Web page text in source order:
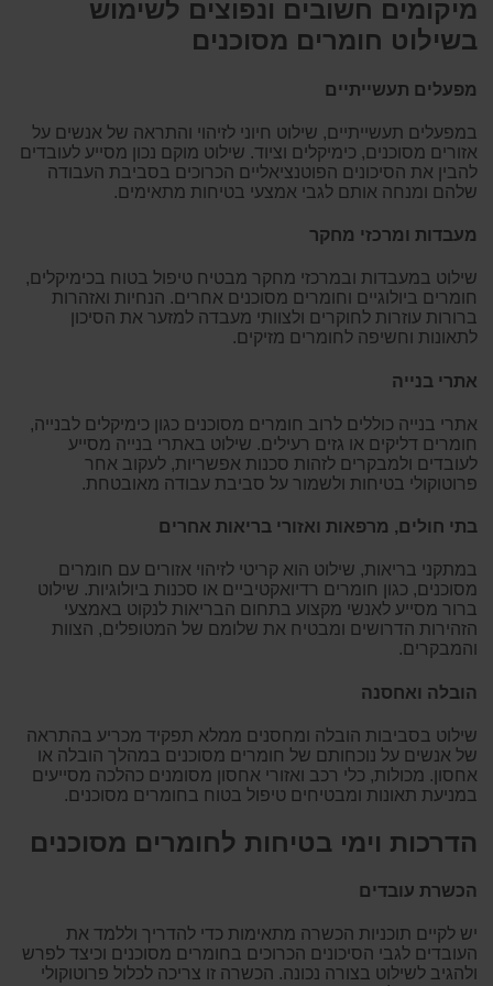
מיקומים חשובים ונפוצים לשימוש
בשילוט חומרים מסוכנים
מפעלים תעשייתיים
במפעלים תעשייתיים, שילוט חיוני לזיהוי והתראה של אנשים על
אזורים מסוכנים, כימיקלים וציוד. שילוט מוקם נכון מסייע לעובדים
להבין את הסיכונים הפוטנציאליים הכרוכים בסביבת העבודה
שלהם ומנחה אותם לגבי אמצעי בטיחות מתאימים.
מעבדות ומרכזי מחקר
שילוט במעבדות ובמרכזי מחקר מבטיח טיפול בטוח בכימיקלים,
חומרים ביולוגיים וחומרים מסוכנים אחרים. הנחיות ואזהרות
ברורות עוזרות לחוקרים ולצוותי מעבדה למזער את הסיכון
לתאונות וחשיפה לחומרים מזיקים.
אתרי בנייה
אתרי בנייה כוללים לרוב חומרים מסוכנים כגון כימיקלים לבנייה,
חומרים דליקים או גזים רעילים. שילוט באתרי בנייה מסייע
לעובדים ולמבקרים לזהות סכנות אפשריות, לעקוב אחר
פרוטוקולי בטיחות ולשמור על סביבת עבודה מאובטחת.
בתי חולים, מרפאות ואזורי בריאות אחרים
במתקני בריאות, שילוט הוא קריטי לזיהוי אזורים עם חומרים
מסוכנים, כגון חומרים רדיואקטיביים או סכנות ביולוגיות. שילוט
ברור מסייע לאנשי מקצוע בתחום הבריאות לנקוט באמצעי
הזהירות הדרושים ומבטיח את שלומם של המטופלים, הצוות
והמבקרים.
הובלה ואחסנה
שילוט בסביבות הובלה ומחסנים ממלא תפקיד מכריע בהתראה
של אנשים על נוכחותם של חומרים מסוכנים במהלך הובלה או
אחסון. מכולות, כלי רכב ואזורי אחסון מסומנים כהלכה מסייעים
במניעת תאונות ומבטיחים טיפול בטוח בחומרים מסוכנים.
הדרכות וימי בטיחות לחומרים מסוכנים
הכשרת עובדים
יש לקיים תוכניות הכשרה מתאימות כדי להדריך וללמד את
העובדים לגבי הסיכונים הכרוכים בחומרים מסוכנים וכיצד לפרש
ולהגיב לשילוט בצורה נכונה. הכשרה זו צריכה לכלול פרוטוקולי